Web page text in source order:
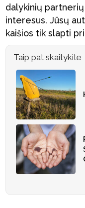
dalykinių
interesus. Jūsų
kaišios tik slapti
Taip pat skaitykite